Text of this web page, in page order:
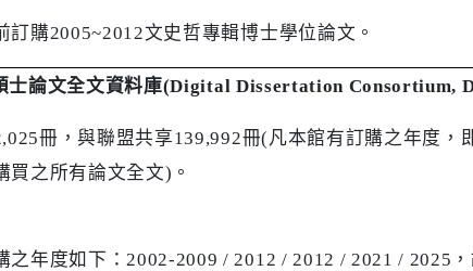
訂購2005~2012文史哲專輯博士學位論文。
士論文全文資料庫(Digital Dissertation Consortium,
冊，與聯盟共享139,992冊(凡本館有訂購之年度，
買之所有論文全文) 。
之年度如下：2002-2009 / 2012 / 2012 / 2021 / 2025